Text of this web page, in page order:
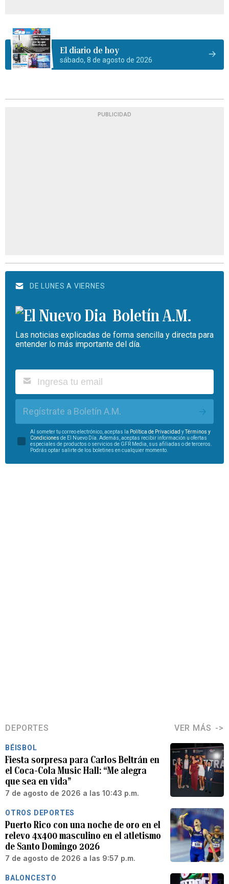
El diario de hoy
sábado, 8 de agosto de 2026
PUBLICIDAD
DE LUNES A VIERNES
Boletín A.M.
Las noticias explicadas de forma sencilla y directa para
entender lo más importante del día.
Regístrate a Boletín A.M.
Al someter tu correo electrónico, aceptas la Política de Privacidad yTérminos y
Condiciones de El Nuevo Día. Además, aceptas recibir información u ofertas
especiales de productos o servicios de GFR Media, sus afiliadas o de terceros.
Podrás optar salirte de los boletines en cualquier momento.
DEPORTES VER MÁS
BÉISBOL
Fiesta sorpresa para Carlos Beltrán en
el Coca-Cola Music Hall: “Me alegra
que sea en vida”
7 de agosto de 2026 a las 10:43 p.m.
OTROS DEPORTES
Puerto Rico con una noche de oro en el
relevo 4x400 masculino en el atletismo
de Santo Domingo 2026
7 de agosto de 2026 a las 9:57 p.m.
BALONCESTO